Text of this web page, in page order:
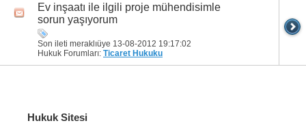
Ev inşaatı ile ilgili proje mühendisimle
sorun yaşıyorum
Son ileti meraklıüye 13-08-2012 19:17:02
Hukuk Forumları: Ticaret Hukuku
Hukuk Sitesi